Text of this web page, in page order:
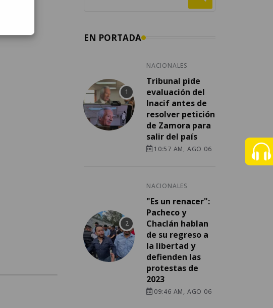
EN PORTADA
NACIONALES
Tribunal pide
evaluación del
Inacif antes de
resolver petición
de Zamora para
salir del país
10:57 AM, AGO 06
NACIONALES
"Es un renacer":
Pacheco y
Chaclán hablan
de su regreso a
la libertad y
defienden las
protestas de
2023
09:46 AM, AGO 06